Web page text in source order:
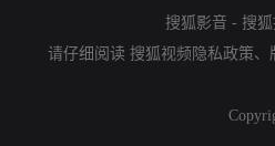
搜狐影音 - 搜
请仔细阅读 搜狐视频隐私政策、